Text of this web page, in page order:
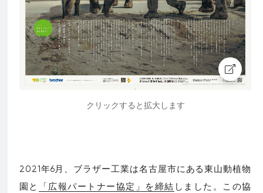
クリックすると拡大します
2021年6月、ブラザー工業は名古屋市にある東山動植物
園と
「広報パートナー協定」を締結 しました。この協